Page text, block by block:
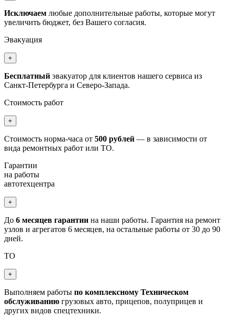
Исключаем любые дополнительные работы, которые могут
увеличить бюджет, без Вашего согласия.
Эвакуация
+
Бесплатный эвакуатор для клиентов нашего сервиса из
Санкт-Петербурга и Северо-Запада.
Стоимость работ
+
Стоимость норма-часа от 500 рублей — в зависимости от
вида ремонтных работ или ТО.
Гарантии
на работы
автотехцентра
+
До 6 месяцев гарантии на наши работы. Гарантия на ремонт
узлов и агрегатов 6 месяцев, на остальные работы от 30 до 90
дней.
ТО
+
Выполняем работы по комплексному Техническом
обслуживанию грузовых авто, прицепов, полуприцев и
других видов спецтехники.